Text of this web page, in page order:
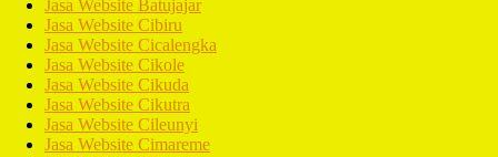
Jasa Website Batujajar
Jasa Website Cibiru
Jasa Website Cicalengka
Jasa Website Cikole
Jasa Website Cikuda
Jasa Website Cikutra
Jasa Website Cileunyi
Jasa Website Cimareme